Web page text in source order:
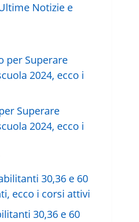
Notizie e
Superare
2024, ecco i
30,36 e 60